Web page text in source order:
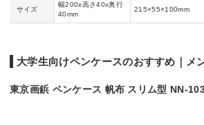
サイズ
幅200x高さ40x奥行
40mm
215×55×100mm
大学生向けペンケースのおすすめ｜メ
東京画鋲 ペンケース 帆布 スリム型 NN-